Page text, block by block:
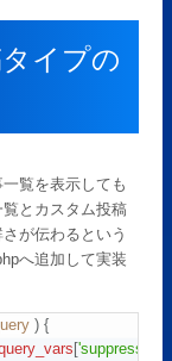
イプの
覧を表示しても
とカスタム投稿
が伝わるという
へ追加して実装
) {
[